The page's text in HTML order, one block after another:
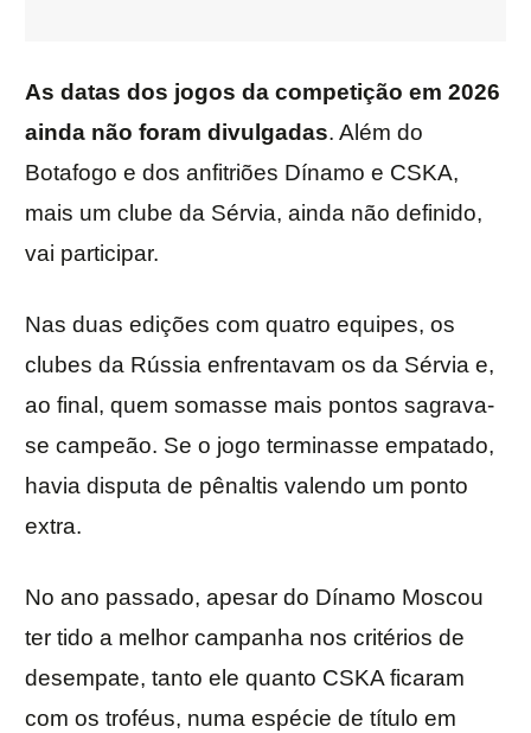
As datas dos jogos da competição em 2026
ainda não foram divulgadas. Além do
Botafogo e dos anfitriões Dínamo e CSKA,
mais um clube da Sérvia, ainda não definido,
vai participar.
Nas duas edições com quatro equipes, os
clubes da Rússia enfrentavam os da Sérvia e,
ao final, quem somasse mais pontos sagrava-
se campeão. Se o jogo terminasse empatado,
havia disputa de pênaltis valendo um ponto
extra.
No ano passado, apesar do Dínamo Moscou
ter tido a melhor campanha nos critérios de
desempate, tanto ele quanto CSKA ficaram
com os troféus, numa espécie de título em